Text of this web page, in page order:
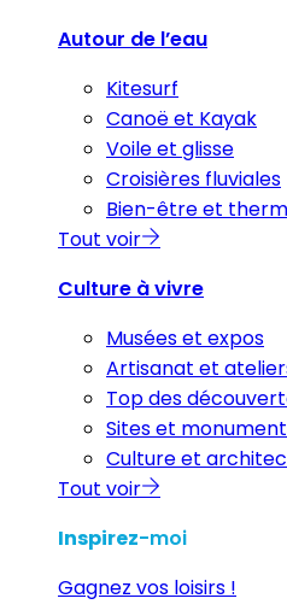
Autour de l’eau
Kitesurf
Canoë et Kayak
Voile et glisse
Croisières fluviales
Bien-être et
Tout voir
Culture à vivre
Musées et expos
Artisanat et
Top des
Sites et
Culture et
Tout voir
Inspirez-moi
Gagnez vos loisirs !